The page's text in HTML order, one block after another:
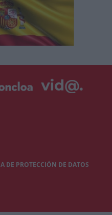
DE PROTECCIÓN DE DATOS